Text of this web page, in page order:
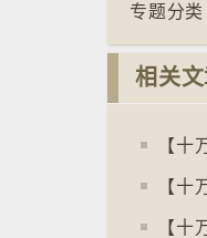
专题分类
相关
【十
【十
【十